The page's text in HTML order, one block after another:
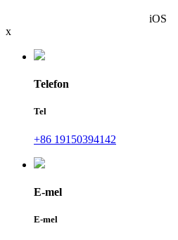
iOS
x
Telefon
Tel
+86 19150394142
E-mel
E-mel